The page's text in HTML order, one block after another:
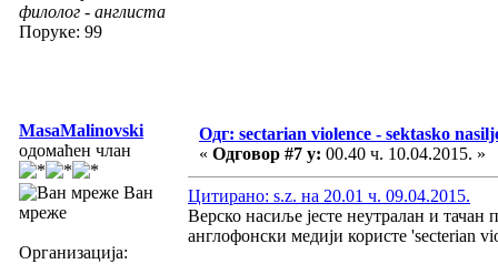
филолог - англиста
Поруке: 99
MasaMalinovski
одомаћен члан
Ван
мреже
Организација:
Одг: sectarian violence - sektasko
« Одговор #7 у: 00.40 ч. 10.04.2015. »
Цитирано: s.z. на 20.01 ч. 09.04.2015.
Верско насиље јесте неутралан и тачан
англофонски медији користе 'secterian